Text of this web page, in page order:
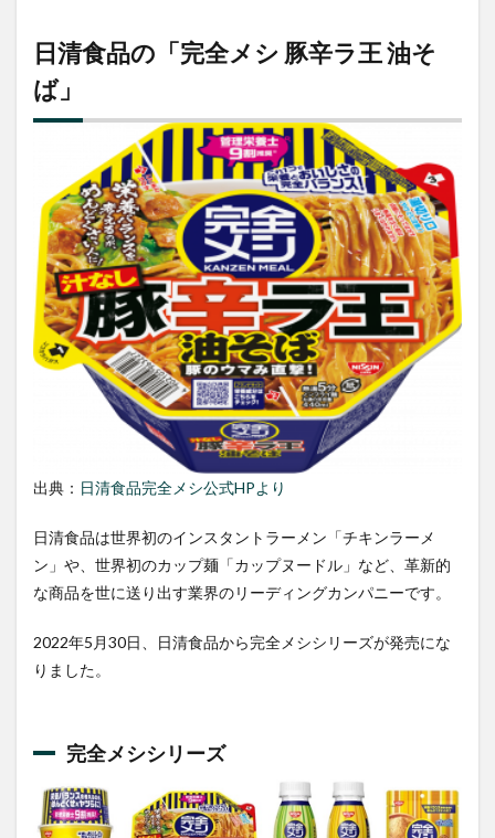
日清食品の「完全メシ 豚辛ラ王 油そ
ば」
出典： 日清食品完全メシ公式HPより
日清食品は世界初のインスタントラーメン「チキンラーメ
ン」や、世界初のカップ麺「カップヌードル」など、革新的
な商品を世に送り出す業界のリーディングカンパニーです。
2022年5月30日、日清食品から完全メシシリーズが発売にな
りました。
完全メシシリーズ